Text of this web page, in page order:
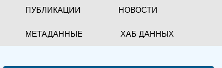
ПУБЛИКАЦИИ НОВОСТИ
МЕТАДАННЫЕ ХАБ ДАННЫХ